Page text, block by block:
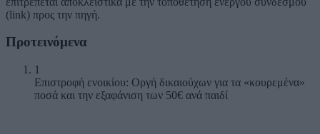
(link) προς την πηγή.
Προτεινόμενα
1
Επιστροφή ενοικίου: Οργή δικαιούχων για τα «κουρεμένα»
ποσά και την εξαφάνιση των 50€ ανά παιδί